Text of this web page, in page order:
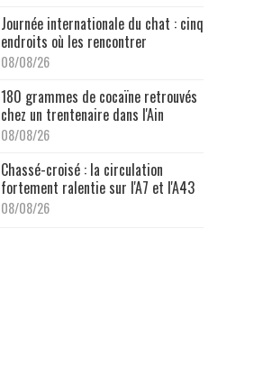
Journée internationale du chat : cinq
endroits où les rencontrer
08/08/26
180 grammes de cocaïne retrouvés
chez un trentenaire dans l'Ain
08/08/26
Chassé-croisé : la circulation
fortement ralentie sur l'A7 et l'A43
08/08/26